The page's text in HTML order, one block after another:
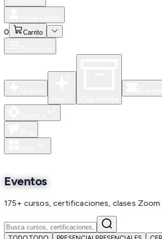
0 Carrito
Eventos
175+ cursos, certificaciones, clases